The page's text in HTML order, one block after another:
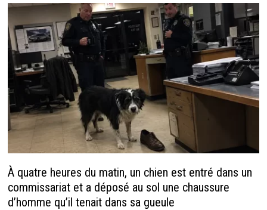
À quatre heures du matin, un chien est entré dans un
commissariat et a déposé au sol une chaussure
d’homme qu’il tenait dans sa gueule